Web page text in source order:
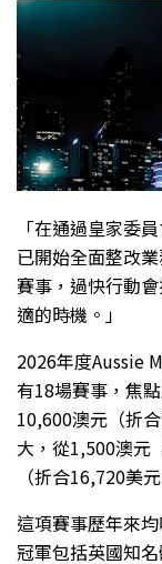
「在通過皇家委
已開始全面整改
賽事，過快行動
適的時機。」
2026年度Aussie
有18場賽事，焦
10,600澳元（折
大，從1,500澳元
（折合16,720美
這項賽事歷年來
冠軍包括英國知